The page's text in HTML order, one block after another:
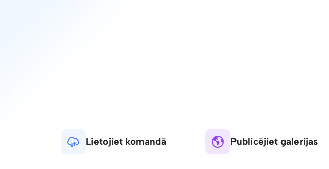
Lietojiet komandā Publicējiet galerijas